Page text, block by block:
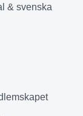
& svenska